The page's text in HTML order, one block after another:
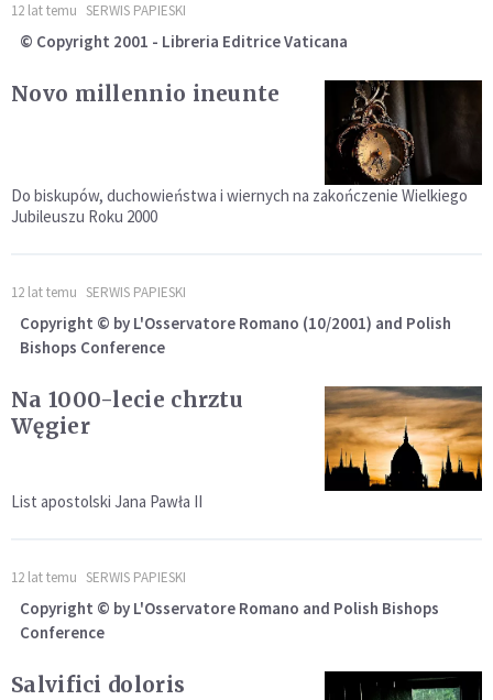
12 lat temu SERWIS PAPIESKI
© Copyright 2001 - Libreria Editrice Vaticana
Novo millennio ineunte
Do biskupów, duchowieństwa i wiernych na zakończenie Wielkiego
Jubileuszu Roku 2000
12 lat temu SERWIS PAPIESKI
Copyright © by L'Osservatore Romano (10/2001) and Polish
Bishops Conference
Na 1000-lecie chrztu
Węgier
List apostolski Jana Pawła II
12 lat temu SERWIS PAPIESKI
Copyright © by L'Osservatore Romano and Polish Bishops
Conference
Salvifici doloris